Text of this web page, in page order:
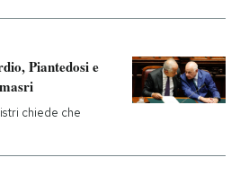
Piantedosi e
chiede che